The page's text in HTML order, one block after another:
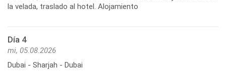
la velada, traslado al hotel. Alojamiento
Día 4
mi, 05.08.2026
Dubai - Sharjah - Dubai